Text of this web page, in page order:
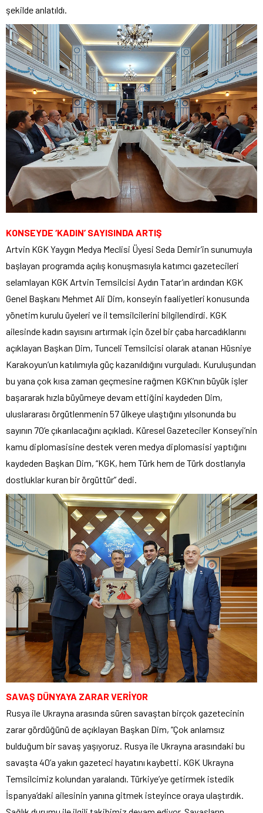
şekilde anlatıldı.
KONSEYDE ‘KADIN’ SAYISINDA ARTIŞ
Artvin KGK Yaygın Medya Meclisi Üyesi Seda Demir’in sunumuyla
başlayan programda açılış konuşmasıyla katımcı gazetecileri
selamlayan KGK Artvin Temsilcisi Aydın Tatar’ın ardından KGK
Genel Başkanı Mehmet Ali Dim, konseyin faaliyetleri konusunda
yönetim kurulu üyeleri ve il temsilcilerini bilgilendirdi. KGK
ailesinde kadın sayısını artırmak için özel bir çaba harcadıklarını
açıklayan Başkan Dim, Tunceli Temsilcisi olarak atanan Hüsniye
Karakoyun’un katılımıyla güç kazanıldığını vurguladı. Kuruluşundan
bu yana çok kısa zaman geçmesine rağmen KGK’nın büyük işler
başararak hızla büyümeye devam ettiğini kaydeden Dim,
uluslararası örgütlenmenin 57 ülkeye ulaştığını yılsonunda bu
sayının 70’e çıkarılacağını açıkladı. Küresel Gazeteciler Konseyi’nin
kamu diplomasisine destek veren medya diplomasisi yaptığını
kaydeden Başkan Dim, “KGK, hem Türk hem de Türk dostlarıyla
dostluklar kuran bir örgüttür” dedi.
SAVAŞ DÜNYAYA ZARAR VERİYOR
Rusya ile Ukrayna arasında süren savaştan birçok gazetecinin
zarar gördüğünü de açıklayan Başkan Dim, “Çok anlamsız
bulduğum bir savaş yaşıyoruz. Rusya ile Ukrayna arasındaki bu
savaşta 40’a yakın gazeteci hayatını kaybetti. KGK Ukrayna
Temsilcimiz kolundan yaralandı. Türkiye’ye getirmek istedik
İspanya’daki ailesinin yanına gitmek isteyince oraya ulaştırdık.